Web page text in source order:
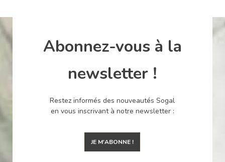
Abonnez-vous à la
newsletter !
Restez informés des nouveautés Sogal
en vous inscrivant à notre newsletter :
JE M'ABONNE !